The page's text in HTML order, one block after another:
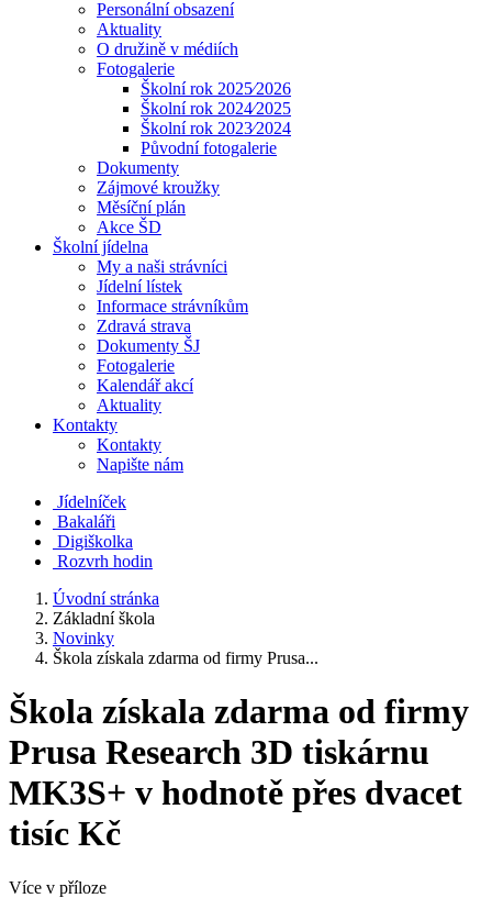
Personální obsazení
Aktuality
O družině v médiích
Fotogalerie
Školní rok 2025⁄2026
Školní rok 2024⁄2025
Školní rok 2023⁄2024
Původní fotogalerie
Dokumenty
Zájmové kroužky
Měsíční plán
Akce ŠD
Školní jídelna
My a naši strávníci
Jídelní lístek
Informace strávníkům
Zdravá strava
Dokumenty ŠJ
Fotogalerie
Kalendář akcí
Aktuality
Kontakty
Kontakty
Napište nám
Jídelníček
Bakaláři
Digiškolka
Rozvrh hodin
Úvodní stránka
Základní škola
Novinky
Škola získala zdarma od firmy Prusa...
Škola získala zdarma od firmy
Prusa Research 3D tiskárnu
MK3S+ v hodnotě přes dvacet
tisíc Kč
Více v příloze